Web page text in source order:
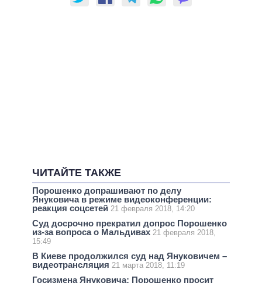
ЧИТАЙТЕ ТАКЖЕ
Порошенко допрашивают по делу
Януковича в режиме видеоконференции:
реакция соцсетей 21 февраля 2018, 14:20
Суд досрочно прекратил допрос Порошенко
из-за вопроса о Мальдивах 21 февраля 2018,
15:49
В Киеве продолжился суд над Януковичем –
видеотрансляция 21 марта 2018, 11:19
Госизмена Януковича: Порошенко просит